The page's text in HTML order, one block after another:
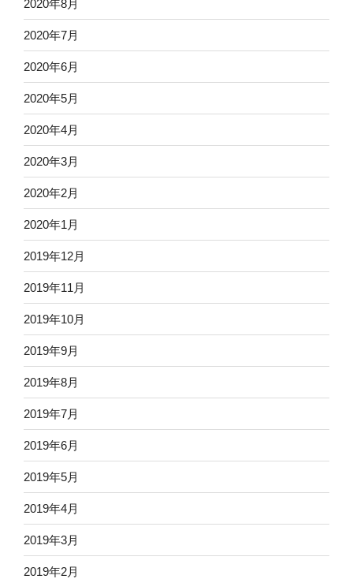
2020年8月
2020年7月
2020年6月
2020年5月
2020年4月
2020年3月
2020年2月
2020年1月
2019年12月
2019年11月
2019年10月
2019年9月
2019年8月
2019年7月
2019年6月
2019年5月
2019年4月
2019年3月
2019年2月